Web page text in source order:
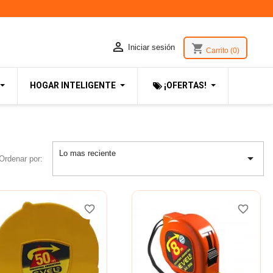
 Iniciar sesión shopping_cart Carrito (0)
HOGAR INTELIGENTE ¡OFERTAS!
por:
Lo mas reciente 
favorite_border
favorite_border favorite_border
favorite_border